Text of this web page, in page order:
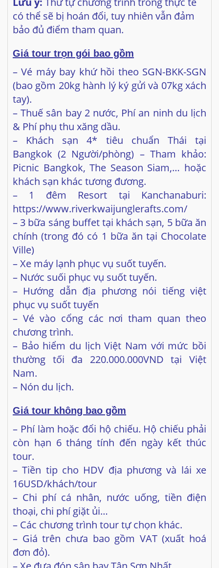
Giá tour trọn gói bao gồm
– Vé máy bay khứ hồi theo SGN-BKK-SGN
tay).
– Thuế sân bay 2 nước, Phí an ninh du lịch
& Phí phụ thu xăng dầu.
– Khách sạn 4* tiêu chuẩn Thái tại
Bangkok (2 Người/phòng) – Tham khảo:
Picnic Bangkok, TheSeason Siam,… hoặc
khách sạn khác tương đương.
– 1 đêm Resort tại Kanchanaburi:
https://www.riverkwaijunglerafts.com/
– 3 bữa sáng buffet tại khách sạn, 5 bữa ăn
chính (trong đó có 1 bữa ăn tại Chocolate
Ville)
– Xe máy lạnh phục vụ suốt tuyến.
– Nước suối phục vụ suốt tuyến.
– Hướng dẫn địa phương nói tiếng việt
phục vụ suốt tuyến
– Vé vào cổng các nơi tham quan theo
chương trình.
– Bảo hiểm du lịch Việt Nam với mức bồi
thường tối đa 220.000.000VND tại Việt
Nam.
– Nón du lịch.
Giá tour không bao gồm
– Phí làm hoặc đổi hộ chiếu. Hộ chiếu phải
tour.
– Tiền tip cho HDV địa phương và lái xe
16USD/khách/tour
– Chi phí cá nhân, nước uống, tiền điện
thoại, chi phí giặt ủi…
– Các chương trình tour tự chọn khác.
– Giá trên chưa bao gồm VAT (xuất hoá
đơn đỏ).
– Xe đưa đón sân bay Tân Sơn Nhất.
– Visa tái nhập Việt Nam (35$/khách) đối
với ngoại kiều. (Giá có thay đổi theo quy
định của cục xuất nhập cảnh)